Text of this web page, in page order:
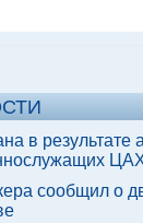
в результате
сообщил о